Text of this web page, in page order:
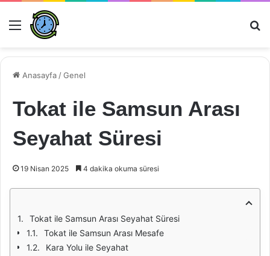
Menü
Anasayfa /Genel
Tokat ile Samsun Arası
Seyahat Süresi
19 Nisan 2025 4 dakika okuma süresi
Tokat ile Samsun Arası Seyahat Süresi
Tokat ile Samsun Arası Mesafe
Kara Yolu ile Seyahat